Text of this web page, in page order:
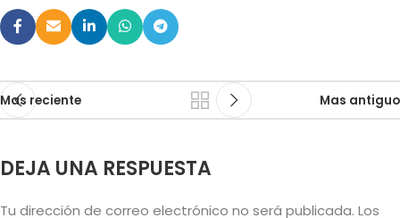
Mas reciente Mas antiguo
DEJA UNA RESPUESTA
Tu dirección de correo electrónico no será publicada. Los